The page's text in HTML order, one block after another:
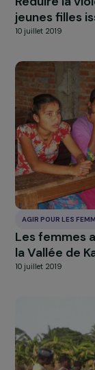
AGIR POUR LES
Femmes
lieu
10 juillet 2019